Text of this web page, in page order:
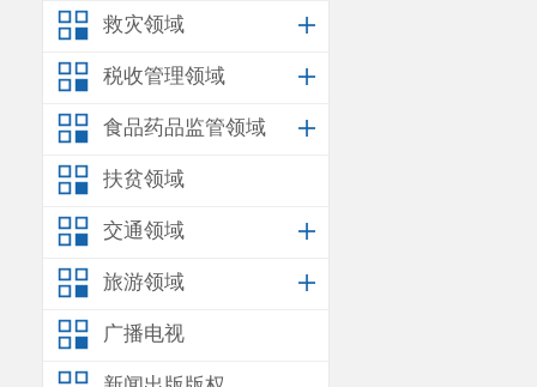
救灾领域
税收管理领域
食品药品监管领域
扶贫领域
交通领域
旅游领域
广播电视